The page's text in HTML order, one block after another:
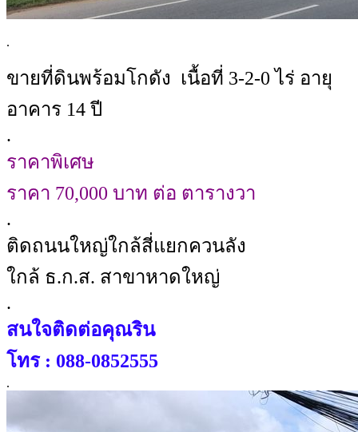
.
ขายที่ดินพร้อมโกดัง เนื้อที่ 3-2-0 ไร่ อายุ
อาคาร 14 ปี
.
ราคาพิเศษ
ราคา 70,000 บาท ต่อ ตารางวา
.
ติดถนนใหญ่ใกล้สี่แยกควนลัง
ใกล้ ธ.ก.ส. สาขาหาดใหญ่
.
สนใจติดต่อคุณริน
โทร : 088-0852555
.